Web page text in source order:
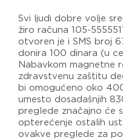
Svi ljudi dobre volje
žiro računa 105-
otvoren je i SMS broj
donira 100 dinara (u
Nabavkom magnetne
zdravstvenu zaštitu
bi omogućeno oko
umesto dosadašnjih
preglede značajno će
opterećenje ostalih
ovakve preglede za